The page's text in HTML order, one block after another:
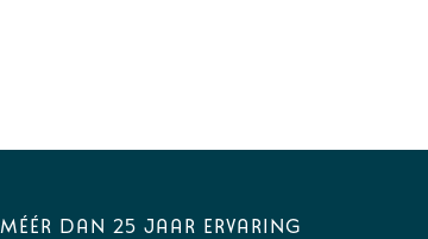
Méér dan 25 jaar ervaring